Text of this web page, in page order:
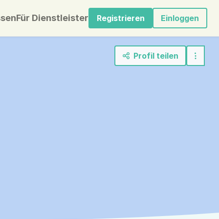
Für Dienstleister Registrieren Einloggen
Profil teilen